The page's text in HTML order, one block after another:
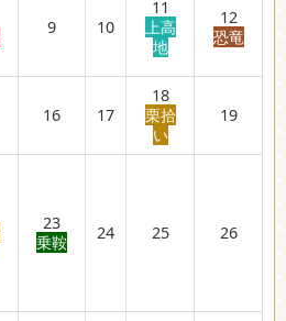
9 10
11
上高
地
12
恐竜
16 17
18
栗拾
い
19
23
乗鞍
24 25 26